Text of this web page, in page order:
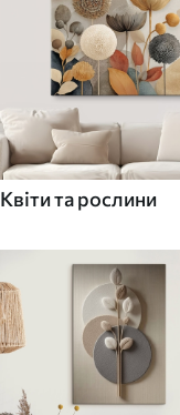
Квіти та рослини